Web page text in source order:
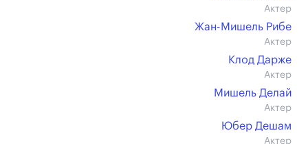
Актер
Жан-Мишель Рибе
Актер
Клод Дарже
Актер
Мишель Делай
Актер
Юбер Дешам
Актер